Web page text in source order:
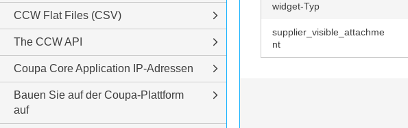
widget-Typ
supplier_visible_attachme
nt
CCW Flat Files (CSV)
The CCW API
Coupa Core Application IP-Adressen
Bauen Sie auf der Coupa-Plattform
auf